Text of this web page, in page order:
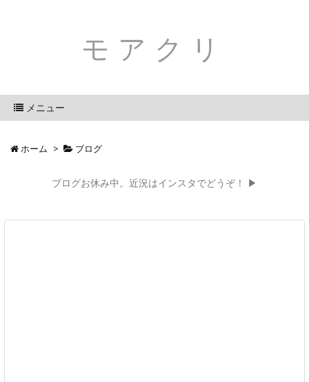
モアクリ
メニュー
ホーム > ブログ
ブログお休み中。近況はインスタでどうぞ！ ▶